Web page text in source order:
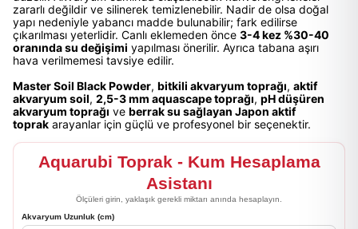
zararlı değildir ve silinerek temizlenebilir. Nadir de olsa doğal
yapı nedeniyle yabancı madde bulunabilir; fark edilirse
çıkarılması yeterlidir. Canlı eklemeden önce 3-4 kez %30-40
oranında su değişimi yapılması önerilir. Ayrıca tabana aşırı
hava verilmemesi tavsiye edilir.
Master Soil Black Powder, bitkili akvaryum toprağı, aktif
akvaryum soil, 2,5-3 mm aquascape toprağı, pH düşüren
akvaryum toprağı ve berrak su sağlayan Japon aktif
toprak arayanlar için güçlü ve profesyonel bir seçenektir.
Aquarubi Toprak - Kum Hesaplama
Asistanı
Ölçüleri girin, yaklaşık gerekli miktarı anında hesaplayın.
Akvaryum Uzunluk (cm)